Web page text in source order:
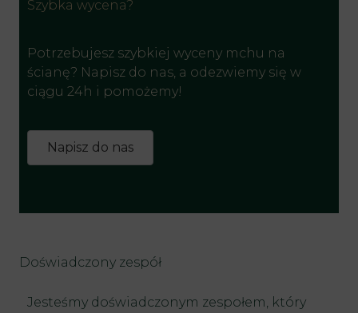
Szybka wycena?
Potrzebujesz szybkiej wyceny mchu na
ścianę? Napisz do nas, a odezwiemy się w
ciągu 24h i pomożemy!
Napisz do nas
Doświadczony zespół
Jesteśmy doświadczonym zespołem, który